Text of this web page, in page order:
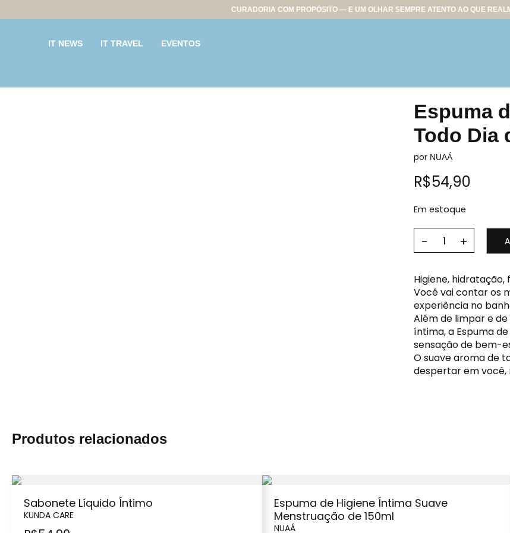
CURADORIA COM PROPÓSITO — E UM OLHAR SEMPRE ATENTO AO QUE
IT NEWS IT TRAVEL EVENTOS
Espuma
Todo Dia
por NUAÁ
R$54,90
Em estoque
Higiene,
Você vai contar os
experiência no
Além de limpar e
íntima, a Espuma
sensação de bem-
O suave aroma de
despertar em você,
Produtos relacionados
Sabonete Líquido Íntimo
KUNDA CARE
Espuma de Higiene Íntima Suave
Menstruação de 150ml
NUAÁ